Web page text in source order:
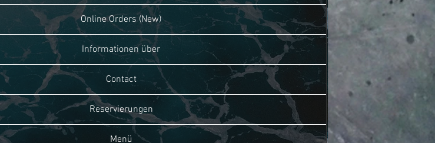
Online Orders (New)
Informationen über
Contact
Reservierungen
Menü